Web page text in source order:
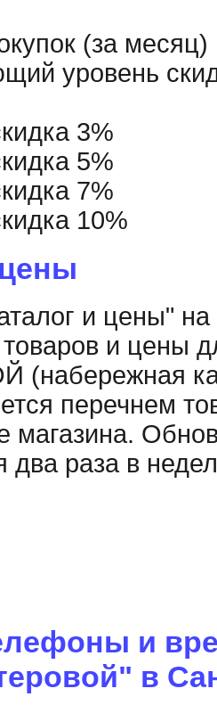
(за месяц)
уровень
3%
5%
7%
10%
и цены"
и цены
перечнем
магазина.
два раза в
и
в